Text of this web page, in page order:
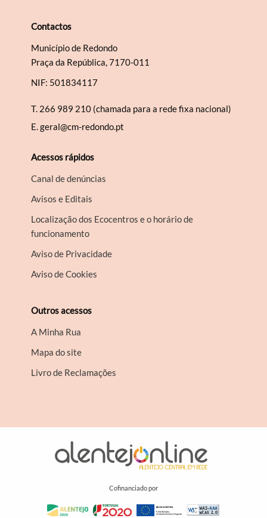
Contactos
Município de Redondo
Praça da República, 7170-011
NIF: 501834117
T. 266 989 210 (chamada para a rede fixa nacional)
E.geral@cm-redondo.pt
Acessos rápidos
Canal de denúncias
Avisos e Editais
Localização dos Ecocentros e o horário de
funcionamento
Aviso de Privacidade
Aviso de Cookies
Outros acessos
A Minha Rua
Mapa do site
Livro de Reclamações
Cofinanciado por